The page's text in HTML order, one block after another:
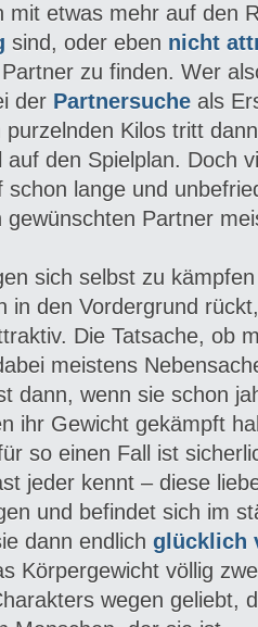
mit etwas mehr auf den
sind, oder eben nicht
zu finden. Wer
der Partnersuche als
Kilos tritt
den Spielplan. Doch
schon lange und
gewünschten Partner
sich selbst zu
in den Vordergrund
Die Tatsache, ob
meistens
dann, wenn sie schon
ihr Gewicht gekämpft
so einen Fall ist
jeder kennt – diese
und befindet sich im
dann endlich glücklich
Körpergewicht völlig
wegen geliebt,